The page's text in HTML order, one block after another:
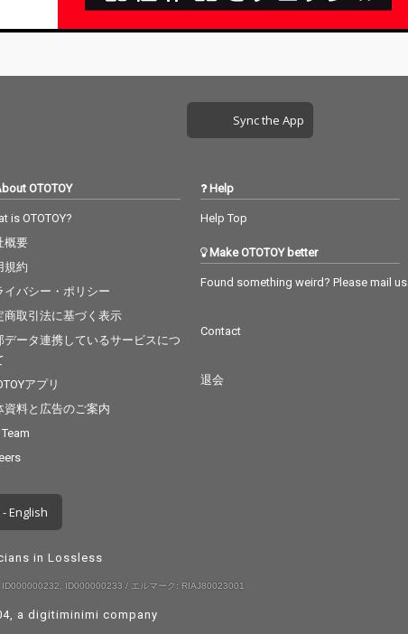
Sync the App
OTOTOY
is OTOTOY?
概要
規約
イバシー・ポリシー
商取引法に基づく表示
データ連携しているサービスにつ
アプリ
資料と広告のご案内
Help
Help Top
Make OTOTOY better
Found something weird? Please mail us
Contact
退会
English
in Lossless
ID000000233 / エルマーク: RIAJ80023001
a digitiminimi company